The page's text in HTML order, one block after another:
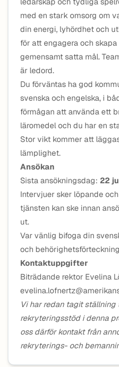
med en stark omsorg om
din energi, lyhördhet och
för att engagera och
gemensamt satta mål.
är ledord.
Du förväntas ha god
svenska och engelska, i
förmågan att använda ett
läromedel och du har en
Stor vikt kommer att
lämplighet.
Ansökan
Sista ansökningsdag: 22
Intervjuer sker löpande
tjänsten kan ske innan
ut.
Var vänlig bifoga din
och
Kontaktuppgifter
Biträdande rektor Evelina
Vi har redan tagit
rekryteringsstöd i denna
oss därför kontakt från
rekryterings- och